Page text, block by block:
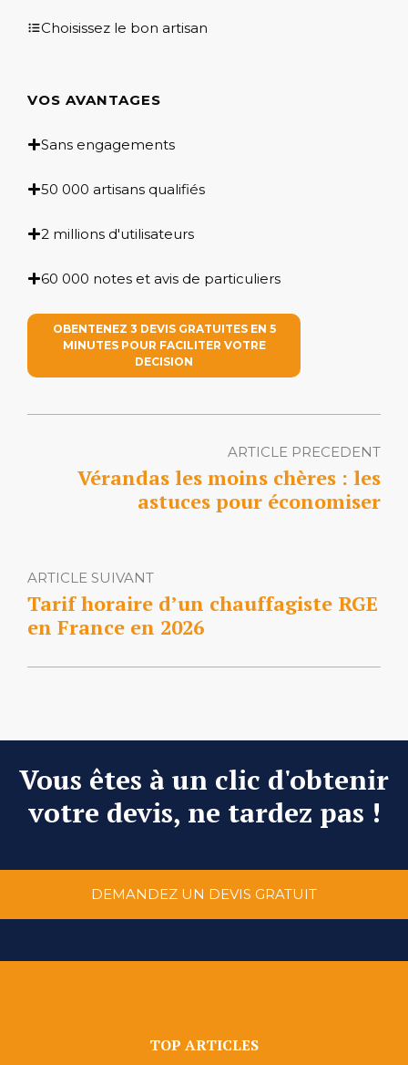
Choisissez le bon artisan
VOS AVANTAGES
Sans engagements
50 000 artisans qualifiés
2 millions d'utilisateurs
60 000 notes et avis de particuliers
OBENTENEZ 3 DEVIS GRATUITES EN 5
MINUTES POUR FACILITER VOTRE
DECISION
ARTICLE PRECEDENT
Vérandas les moins chères : les
astuces pour économiser
ARTICLE SUIVANT
Tarif horaire d’un chauffagiste RGE
en France en 2026
Vous êtes à un clic d'obtenir
votre devis, ne tardez pas !
DEMANDEZ UN DEVIS GRATUIT
TOP ARTICLES